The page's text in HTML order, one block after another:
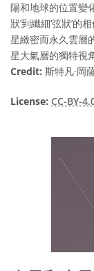
陽和地球的位置變
狀’到纖細‘弦狀’
星緻密而永久雲層
星大氣層的獨特視
Credit: 斯特凡·岡
License: CC-BY-